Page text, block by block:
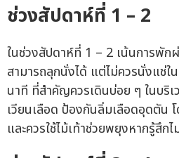
ช่วงสัปดาห์ที่ 1 – 2
ในช่วงสัปดาห์ที่ 1 – 2 เน้นการพั
สามารถลุกนั่งได้ แต่ไม่ควรนั่งแช่ใ
นาที ที่สำคัญควรเดินบ่อย ๆ ในบริ
เวียนเลือด ป้องกันลิ่มเลือดอุดตัน
และควรใช้ไม้เท้าช่วยพยุงหากรู้สึก